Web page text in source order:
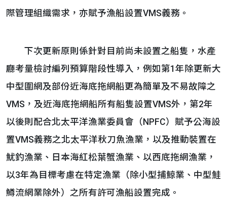
際管理組織需求，亦賦予漁船設置VMS義務。
下次更新原則係針對目前尚未設置之船隻，水產
廳考量檢討編列預算階段性導入，例如第1年除更新大
中型圍網及部份近海底拖網船更為簡單及不易故障之
VMS，及近海底拖網船所有船隻設置VMS外，第2年
以後則配合北太平洋漁業委員會（NPFC）賦予公海設
置VMS義務之北太平洋秋刀魚漁業，以及推動裝置在
魷釣漁業、日本海紅松葉蟹漁業、以西底拖網漁業，
以3年為目標考慮在特定漁業（除小型捕鯨業、中型鮭
鱒流網業除外）之所有許可漁船設置完成。